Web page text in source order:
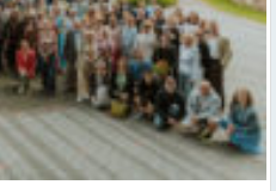
– par varu, brīvību